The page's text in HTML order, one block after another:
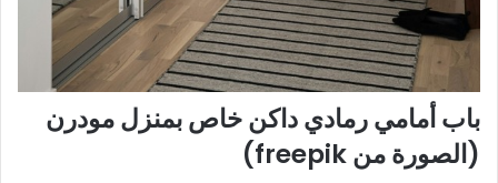
باب أمامي رمادي داكن خاص بمنزل مودرن
(الصورة من freepik)